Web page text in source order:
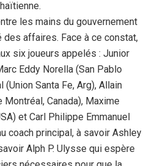
les mains du gouvernement
affaires. Face à ce constat,
six joueurs appelés : Junior
Eddy Norella (San Pablo
(Union Santa Fe, Arg), Allain
Canada), Maxime
et Carl Philippe Emmanuel
coach principal, à savoir Ashley
Alph P. Ulysse qui espère